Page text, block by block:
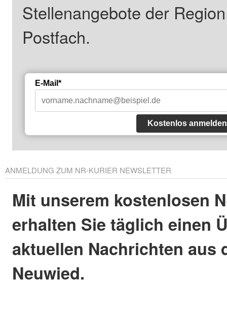
Stellenangebote der
Postfach.
E-Mail*
Kostenlos anmelden
ANMELDUNG ZUM NR-KURIER NEWSLETTER
Mit unserem kostenlosen
erhalten Sie täglich einen
aktuellen Nachrichten aus
Neuwied.